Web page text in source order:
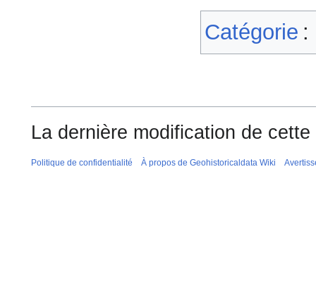
Catégorie :
La dernière modification de
Politique de confidentialité À propos de Geohistoricaldata Wiki